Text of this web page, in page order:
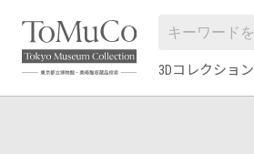
3Dコレクション